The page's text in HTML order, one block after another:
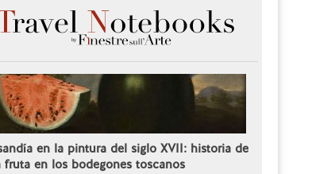
en la pintura del siglo XVII: historia de
fruta en los bodegones toscanos